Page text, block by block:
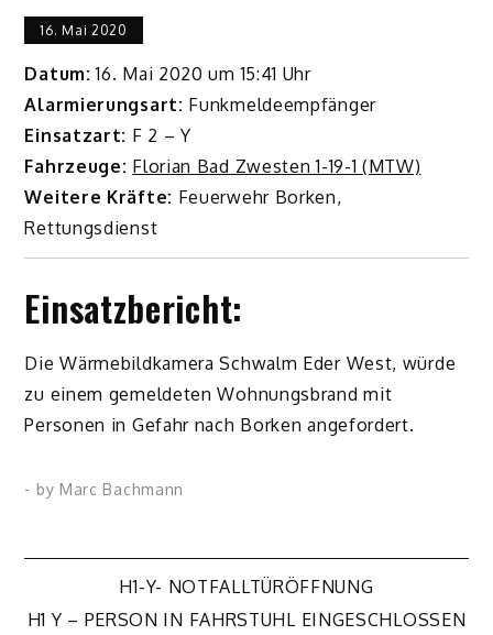
16. Mai 2020
Datum: 16. Mai 2020 um 15:41 Uhr
Alarmierungsart: Funkmeldeempfänger
Einsatzart: F 2 – Y
Fahrzeuge: Florian Bad Zwesten 1-19-1 (MTW)
Weitere Kräfte: Feuerwehr Borken,
Rettungsdienst
Einsatzbericht:
Die Wärmebildkamera Schwalm Eder West, würde
zu einem gemeldeten Wohnungsbrand mit
Personen in Gefahr nach Borken angefordert.
- by Marc Bachmann
Beitragsnavigation
H1-Y- NOTFALLTÜRÖFFNUNG
H1 Y – PERSON IN FAHRSTUHL EINGESCHLOSSEN